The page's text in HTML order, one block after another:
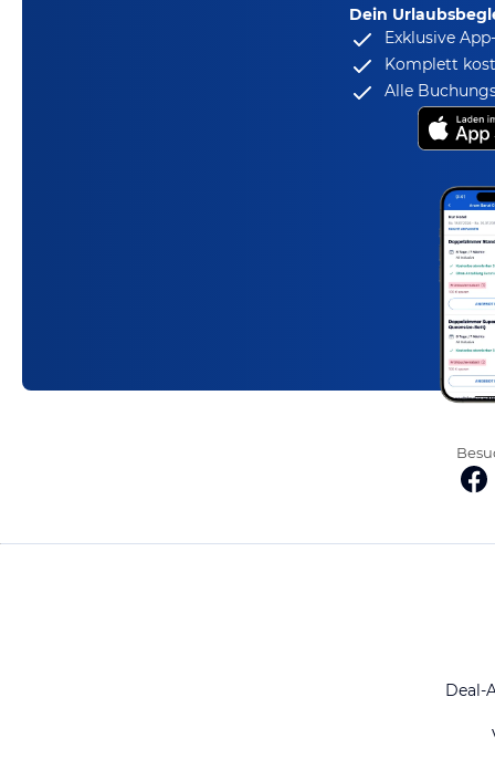
Dein
Exklusive
Komplett
Alle
Deal-